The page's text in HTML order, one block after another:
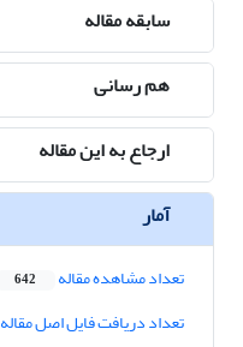
سابقه مقاله
هم رسانی
ارجاع به این مقاله
آمار
تعداد مشاهده مقاله 642
تعداد دریافت فایل اصل مقاله